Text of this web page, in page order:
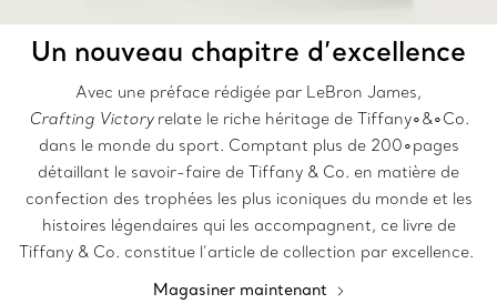
Un nouveau chapitre d’excellence
Avec une préface rédigée par LeBron James,
Crafting Victoryrelate le riche héritage de Tiffany∘&∘Co.
dans le monde du sport. Comptant plus de 200∘pages
détaillant le savoir-faire de Tiffany & Co. en matière de
confection des trophées les plus iconiques du monde et les
histoires légendaires qui les accompagnent, ce livre de
Tiffany & Co. constitue l’article de collection par excellence.
Magasiner maintenant